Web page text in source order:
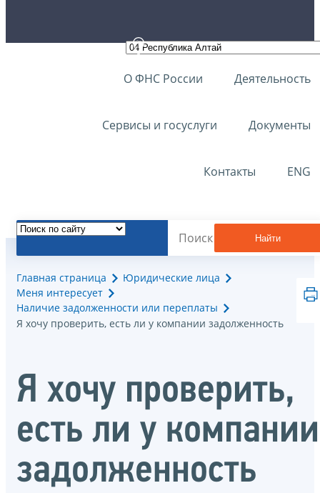
О ФНС России Деятельность
Сервисы и госуслуги Документы
Контакты ENG
Найти
Главная страница
Юридические лица
Меня интересует
Наличие задолженности или переплаты
Я хочу проверить, есть ли у компании задолженность
Я хочу проверить,
есть ли у компании
задолженность